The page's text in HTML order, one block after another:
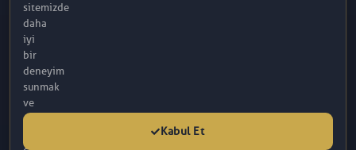
sitemizde
daha
iyi
bir
deneyim
sunmak
ve
analitik
Kabul Et